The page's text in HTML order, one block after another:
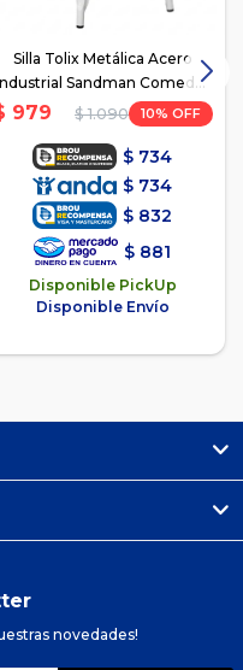
Silla Tolix Metálica Acero
Sandman Comedor
- Blanco
979 $ 1.090 10
$ 734
$ 734
$ 832
$ 881
Disponible PickUp
Disponible Envío
novedades!